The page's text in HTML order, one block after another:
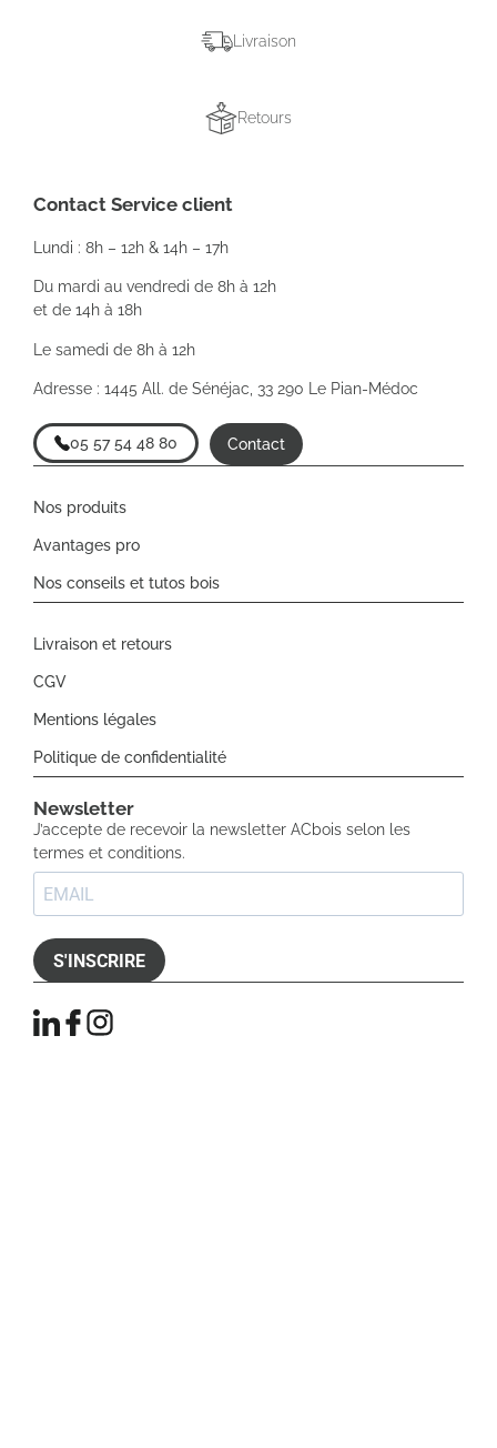
Livraison
Retours
Contact Service client
Lundi : 8h – 12h & 14h – 17h
Du mardi au vendredi de 8h à 12h
et de 14h à 18h
Le samedi de 8h à 12h
Adresse : 1445 All. de Sénéjac, 33 290 Le Pian-Médoc
05 57 54 48 80 Contact
Nos produits
Avantages pro
Nos conseils et tutos bois
Livraison et retours
CGV
Mentions légales
Politique de confidentialité
Newsletter​
J’accepte de recevoir la newsletter ACbois selon les
termes et conditions.
S'INSCRIRE